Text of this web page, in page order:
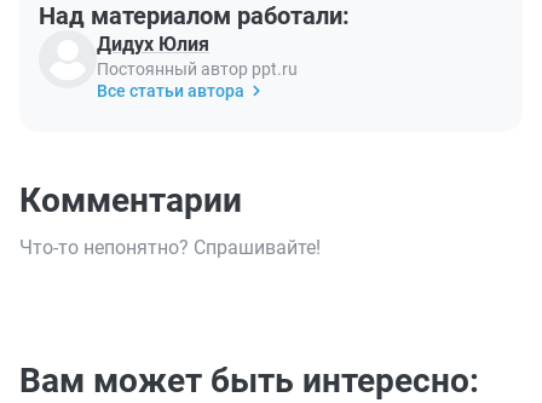
Над материалом работали:
Дидух Юлия
Постоянный автор ppt.ru
Все статьи автора
Комментарии
Что-то непонятно? Спрашивайте!
Вам может быть интересно: